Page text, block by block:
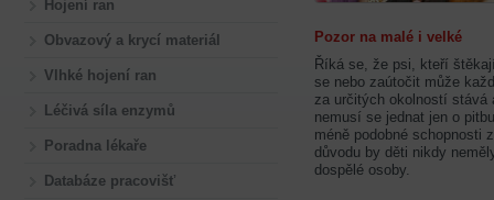
Pozor na malé i velké
Říká se, že psi, kteří
se nebo zaútočit může
za určitých okolností stává
nemusí se jednat jen o
méně podobné schopnosti
důvodu by děti nikdy
dospělé osoby.
Hojení ran
Obvazový a krycí materiál
Vlhké hojení ran
Léčivá síla enzymů
Poradna lékaře
Databáze pracovišť